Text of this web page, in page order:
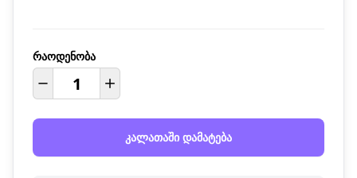
რაოდენობა
კალათაში დამატება